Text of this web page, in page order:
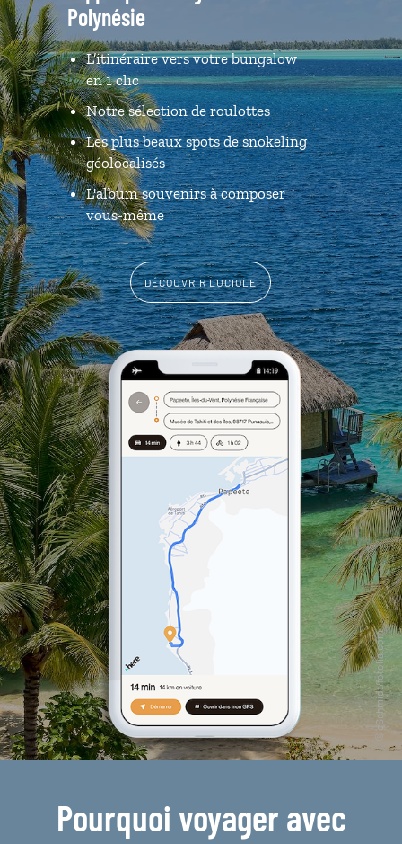
Polynésie
L’itinéraire vers votre bungalow
en 1 clic
Notre sélection de roulottes
Les plus beaux spots de snokeling
géolocalisés
L'album souvenirs à composer
vous-même
DÉCOUVRIR LUCIOLE
Pourquoi voyager avec